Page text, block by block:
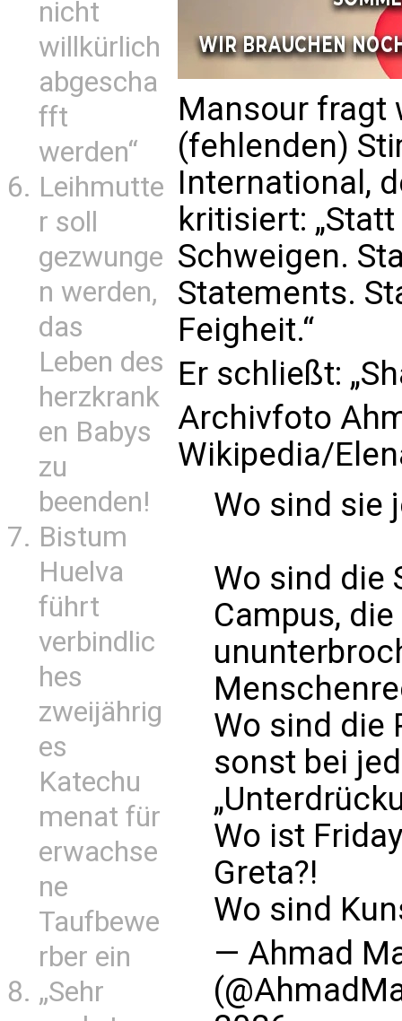
nicht
willkürlich
abgescha
fft
werden“
Leihmutte
r soll
gezwunge
n werden,
das
Leben des
herzkrank
en Babys
zu
beenden!
Bistum
Huelva
führt
verbindlic
hes
zweijährig
es
Katechu
menat für
erwachse
ne
Taufbewe
rber ein
„Sehr
Mansour fragt
(fehlenden)
International,
kritisiert:
Schweigen.
Statements.
Feigheit.“
Er schließt:
Archivfoto
Wikipedia/
Wo sind sie
Wo sind die
Campus,
Wo sind die
sonst bei
Wo ist
Greta?!
Wo sind
— Ahmad